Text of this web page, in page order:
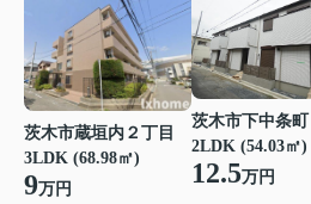
茨木市蔵垣内２丁目
3LDK (68.98㎡)
9万円
茨木市下中条町
2LDK (54.03㎡)
12.5万円